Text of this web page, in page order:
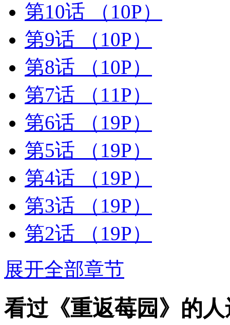
第10话
（10P）
第9话
（10P）
第8话
（10P）
第7话
（11P）
第6话
（19P）
第5话
（19P）
第4话
（19P）
第3话
（19P）
第2话
（19P）
展开全部章节
看过《重返莓园》的